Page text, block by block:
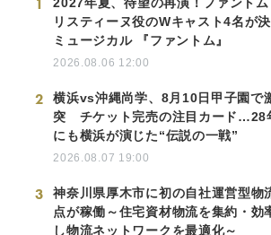
1
リスティーヌ役のWキャスト4名が決
ミュージカル 『ファントム』
2026.08.06 12:00
2
横浜vs沖縄尚学、8月10日甲子園で
突 チケット完売の注目カード…28
にも横浜が演じた“伝説の一戦”
2026.08.07 19:00
3
神奈川県厚木市に初の自社運営型物
点が稼働～住宅資材物流を集約・効
し物流ネットワークを最適化～